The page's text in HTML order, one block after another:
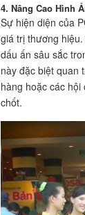
4. Nâng Cao Hình
Sự hiện diện của
giá trị thương
dấu ấn sâu sắc
này đặc biệt quan
hàng hoặc các
chốt.